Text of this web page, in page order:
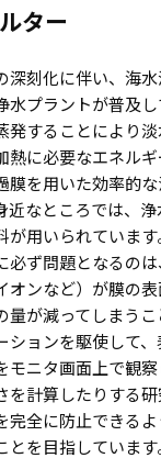
ター
刻化に伴い、海
水プラントが普及し
発することにより
熱に必要なエネル
膜を用いた効率的
近なところでは、
用いられています
ず問題となるのは
オンなど）が膜の
量が減ってしまう
ションを駆使して
モニタ画面上で観
を計算したりする研
完全に防止できる
を目指しています